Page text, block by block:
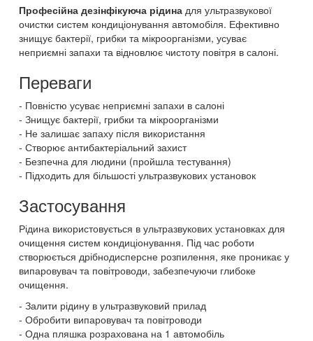
Професійна дезінфікуюча рідина для ультразвукової
очистки систем кондиціонування автомобіля. Ефективно
знищує бактерії, грибки та мікроорганізми, усуває
неприємні запахи та відновлює чистоту повітря в салоні.
Переваги
Повністю усуває неприємні запахи в салоні
Знищує бактерії, грибки та мікроорганізми
Не залишає запаху після використання
Створює антибактеріальний захист
Безпечна для людини (пройшла тестування)
Підходить для більшості ультразвукових установок
Застосування
Рідина використовується в ультразвукових установках для
очищення систем кондиціонування. Під час роботи
створюється дрібнодисперсне розпилення, яке проникає у
випаровувач та повітроводи, забезпечуючи глибоке
очищення.
Залити рідину в ультразвуковий прилад
Обробити випаровувач та повітроводи
Одна пляшка розрахована на 1 автомобіль